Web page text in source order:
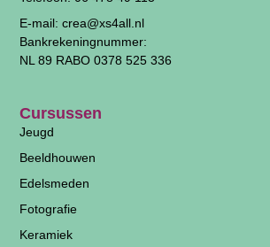
Cursussen
Jeugd
Beeldhouwen
Edelsmeden
Fotografie
Keramiek
E-mail: crea@xs4all.nl
Bankrekeningnummer:
NL 89 RABO 0378 525 336